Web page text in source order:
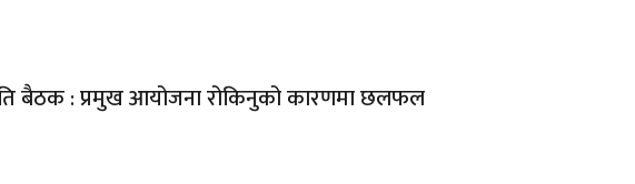
बैठक : प्रमुख आयोजना रोकिनुको कारणमा छलफल